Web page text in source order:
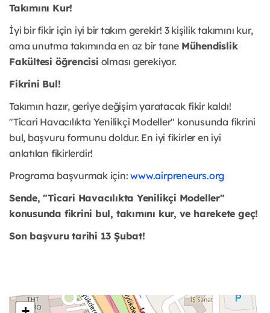
Takımını Kur!
İyi bir fikir için iyi bir takım gerekir! 3 kişilik takımını kur,
ama unutma takımında en az bir tane Mühendislik
Fakültesi öğrencisi olması gerekiyor.
Fikrini Bul!
Takımın hazır, geriye değişim yaratacak fikir kaldı!
"Ticari Havacılıkta Yenilikçi Modeller" konusunda fikrini
bul, başvuru formunu doldur. En iyi fikirler en iyi
anlatılan fikirlerdir!
Programa başvurmak için:www.airpreneurs.org
Sende, "Ticari Havacılıkta Yenilikçi Modeller"
konusunda fikrini bul, takımını kur, ve harekete geç!
Son başvuru tarihi 13 Şubat!